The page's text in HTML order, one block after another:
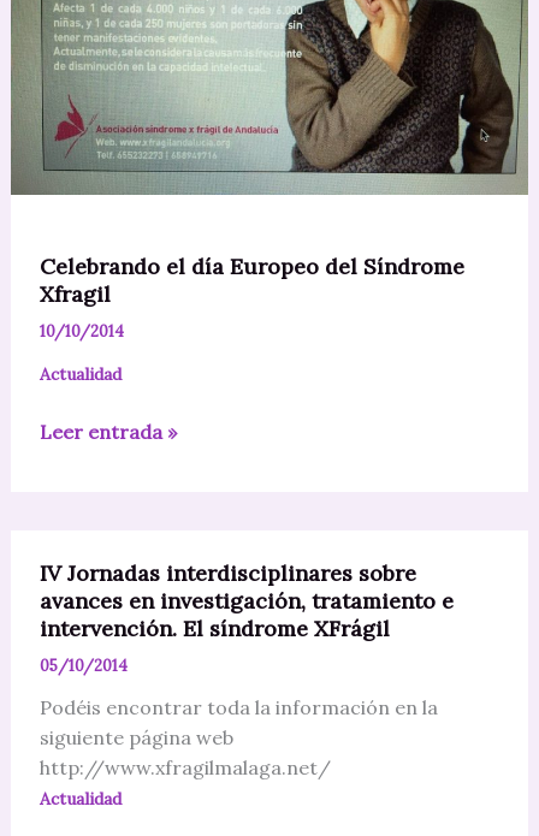
Celebrando el día Europeo del Síndrome
Xfragil
10/10/2014
Actualidad
Celebrando
Síndrome
Xfragil
Leer entrada »
IV Jornadas interdisciplinares sobre
avances en investigación, tratamiento e
intervención. El síndrome XFrágil
05/10/2014
Podéis encontrar toda la información en la
siguiente página web
http://www.xfragilmalaga.net/
Actualidad